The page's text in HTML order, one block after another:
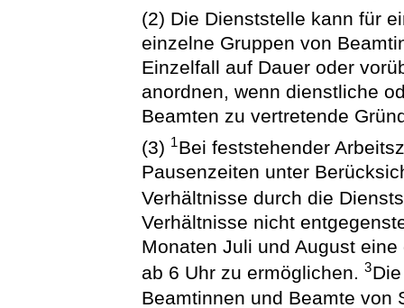
(2) Die Dienststelle kann für
einzelne Gruppen von
Einzelfall auf Dauer oder
anordnen, wenn dienstliche
Beamten zu vertretende
(3) 1Bei feststehender
Pausenzeiten unter
Verhältnisse durch die
Verhältnisse nicht
Monaten Juli und August
ab 6 Uhr zu ermöglichen.3
Beamtinnen und Beamte von